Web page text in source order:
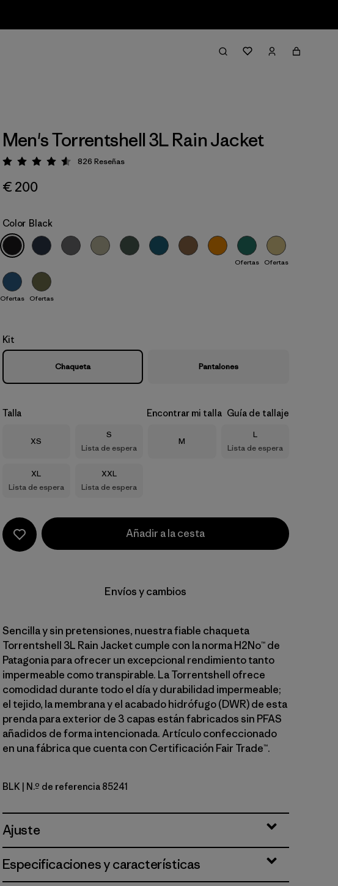
Men's Torrentshell 3L Rain Jacket
Puntuación: 4.6 / 5
826 Reseñas
€ 200
Color Black
Ofertas Ofertas
Ofertas Ofertas
Kit
Chaqueta Pantalones
Talla Encontrar mi talla Guía de tallaje
Talla
XS
Talla
S
Lista de espera
Talla
M
Talla
L
Lista de espera
Talla
XL
Lista de espera
Talla
XXL
Lista de espera
Añadir a la cesta
Envíos y cambios
Sencilla y sin pretensiones, nuestra fiable chaqueta
Torrentshell 3L Rain Jacket cumple con la norma H2No™ de
Patagonia para ofrecer un excepcional rendimiento tanto
impermeable como transpirable. La Torrentshell ofrece
comodidad durante todo el día y durabilidad impermeable;
el tejido, la membrana y el acabado hidrófugo (DWR) de esta
prenda para exterior de 3 capas están fabricados sin PFAS
añadidos de forma intencionada. Artículo confeccionado
en una fábrica que cuenta con Certificación Fair Trade™.
Black
BLK | N.º de referencia 85241
Ajuste
Especificaciones y características